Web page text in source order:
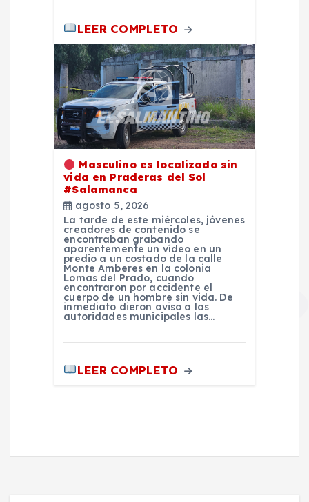
LEER COMPLETO
Masculino es localizado sin
vida en Praderas del Sol
#Salamanca
agosto 5, 2026
La tarde de este miércoles, jóvenes
creadores de contenido se
encontraban grabando
aparentemente un vídeo en un
predio a un costado de la calle
Monte Amberes en la colonia
Lomas del Prado, cuando
encontraron por accidente el
cuerpo de un hombre sin vida. De
inmediato dieron aviso a las
autoridades municipales las…
LEER COMPLETO